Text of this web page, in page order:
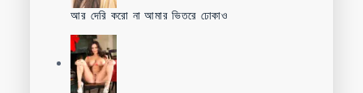
আর দেরি করো না আমার ভিতরে ঢোকাও